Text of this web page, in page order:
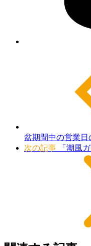
盆期間中の営業日
次の記事 「潮風